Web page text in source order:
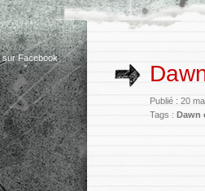
sur Facebook
Publié : 20
Tags : Dawn